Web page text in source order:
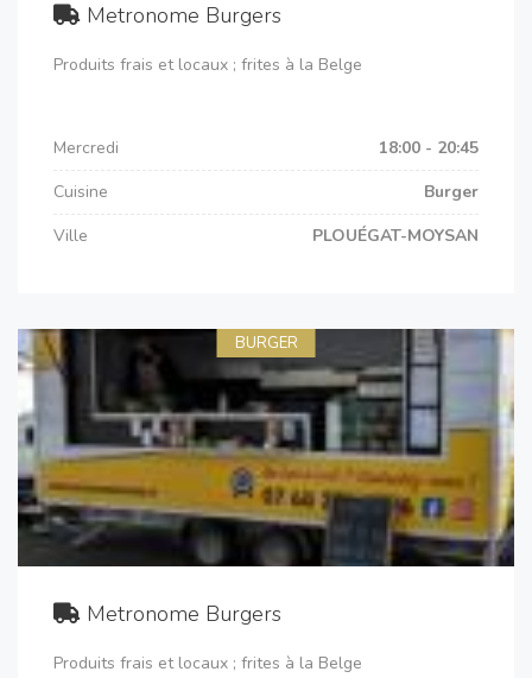
Metronome Burgers
Produits frais et locaux ; frites à la Belge
Mercredi
18:00 - 20:45
Cuisine
Burger
Ville
PLOUÉGAT-MOYSAN
BURGER
Metronome Burgers
Produits frais et locaux ; frites à la Belge